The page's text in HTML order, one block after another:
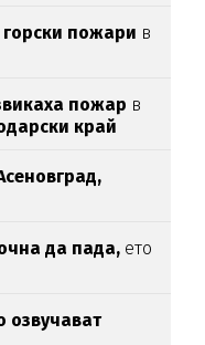
горски пожари в
пожар в
край
да пада, ето
озвучават